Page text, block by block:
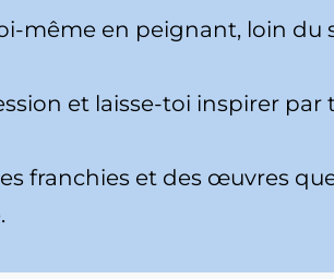
même en peignant, loin du
et laisse-toi inspirer par
franchies et des œuvres